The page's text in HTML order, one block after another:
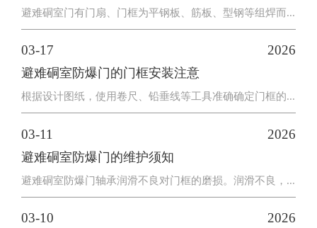
避难硐室门有门扇、门框为平钢板、筋板、型钢等组焊而...
03-17 2026
避难硐室防爆门的门框安装注意
根据设计图纸，使用卷尺、铅垂线等工具准确确定门框的...
03-11 2026
避难硐室防爆门的维护须知
避难硐室防爆门轴承润滑不良对门框的磨损。润滑不良，...
03-10 2026